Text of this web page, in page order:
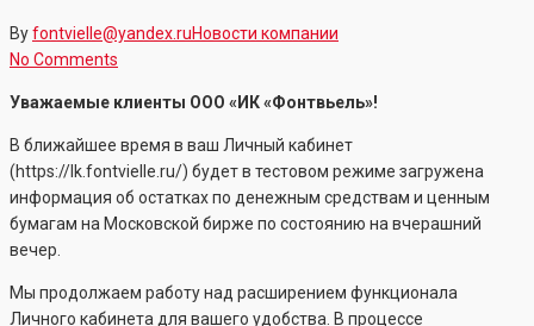
Byfontvielle@yandex.ruНовости компании
No Comments
Уважаемые клиенты ООО «ИК «Фонтвьель»!
В ближайшее время в ваш Личный кабинет
(https://lk.fontvielle.ru/) будет в тестовом режиме загружена
информация об остатках по денежным средствам и ценным
бумагам на Московской бирже по состоянию на вчерашний
вечер.
Мы продолжаем работу над расширением функционала
Личного кабинета для вашего удобства. В процессе